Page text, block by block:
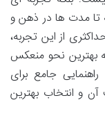
تا مدت ها در ذهن و
از این تجربه،
بهترین نحو منعکس
جامع برای
آن و انتخاب بهترین